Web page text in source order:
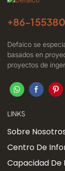
+86-
Defaico se
basados ​​en
proyectos de
LINKS
Sobre
Centro De
Capacidad De